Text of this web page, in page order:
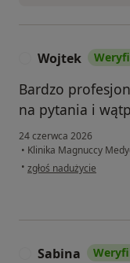
Wojtek
Bardzo
na pytania i
24 czerwca 2026
• Klinika Magnuccy
• w opinii użytkownika
zgłoś nadużycie
Sabina